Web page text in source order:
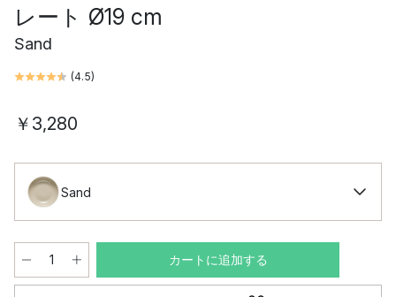
レート Ø19 cm
Sand
(4.5)
￥3,280
Sand
カートに追加する